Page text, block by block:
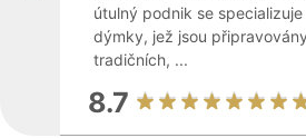
útulný podnik se
dýmky, jež jsou
tradičních, ...
8.7